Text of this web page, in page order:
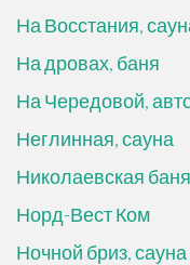
На Восстания,
На дровах, баня
На Чередовой,
Неглинная, сауна
Николаевская баня
Норд-Вест Ком
Ночной бриз, сауна